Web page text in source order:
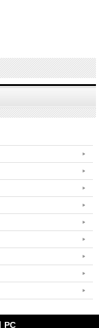
PC